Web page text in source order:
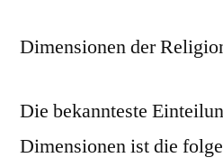
Dimensionen der
Die bekannteste
Dimensionen ist die